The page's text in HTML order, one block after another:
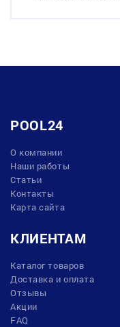
POOL24
О компании
Наши работы
Статьи
Контакты
Карта сайта
КЛИЕНТАМ
Каталог товаров
Доставка и оплата
Отзывы
Акции
FAQ